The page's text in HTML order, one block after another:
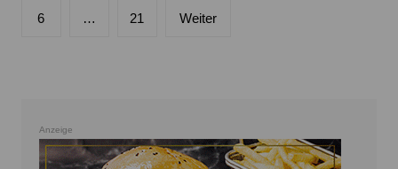
Beiträge
6 … 21 Weiter
Anzeige